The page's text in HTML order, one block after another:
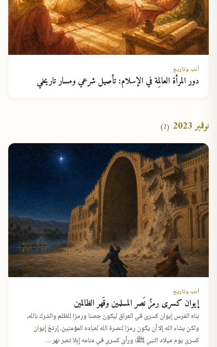
أدب وتاريخ
دور المرأة العالِمة في الإسلام: تأصيل شرعي ومسار تاريخي
نوفمبر 2023 (2)
أدب وتاريخ
إيوان كسرى رمزُ نَصر المسلمين وقَهر الظالمين
بناه الفرس إيوان كسرى في العراق ليكون حِصنا ورمزا للظلم والشرك بالله،
ولكن يشاء الله إلا أن يكون رمزا لنصرة الله لعباده المؤمنين. إرتجّ إيوان
كسرى يوم ميلاد النبي ﷺ؛ ورأى كسرى في منامه إبِلا تعبر نهر …